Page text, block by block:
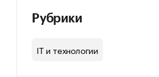
Рубрики
IT и технологии